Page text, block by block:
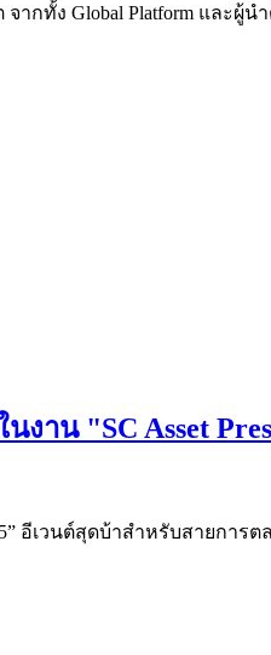
ากทั้ง Global Platform แล
น "SC Asset
อีเวนต์สุดบ้าสำหรับสายกา